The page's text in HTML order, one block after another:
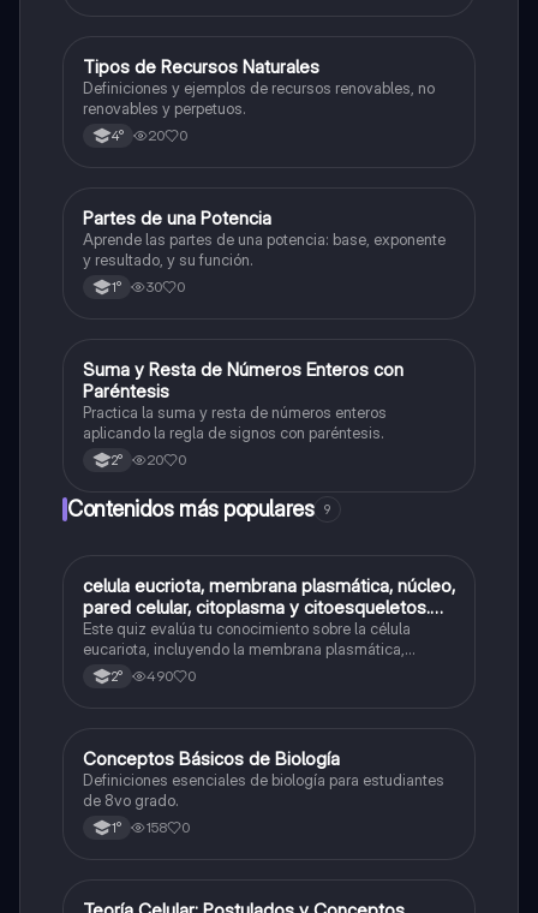
TOtros
Tipos de Recursos Naturales
Definiciones y ejemplos de recursos renovables, no
renovables y perpetuos.
4° 20 0
POtros
Partes de una Potencia
Aprende las partes de una potencia: base, exponente
y resultado, y su función.
1° 30 0
SOtros
Suma y Resta de Números Enteros con
Paréntesis
Practica la suma y resta de números enteros
aplicando la regla de signos con paréntesis.
2° 20 0
Contenidos más populares 9
CBiología
celula eucriota, membrana plasmática, núcleo,
pared celular, citoplasma y citoesqueletos.
nombre se las partes de la celula eucariota
Este quiz evalúa tu conocimiento sobre la célula
eucariota, incluyendo la membrana plasmática,
núcleo, pared celular, citoplasma y citoesqueleto.
2° 490 0
CBiología
Conceptos Básicos de Biología
Definiciones esenciales de biología para estudiantes
de 8vo grado.
1° 158 0